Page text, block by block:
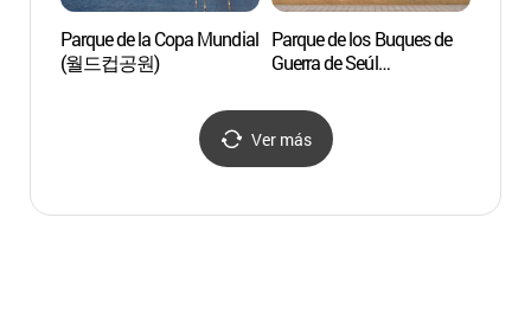
Parque de la Copa Mundial
(월드컵공원)
Parque de los Buques de
Guerra de Seúl
Ver más